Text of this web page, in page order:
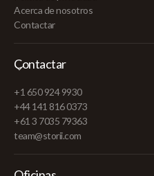
Acerca de nosotros
Contactar
Contactar
+1 650 924 9930
+44 141 816 0373
+61 3 7035 79363
team@storii.com